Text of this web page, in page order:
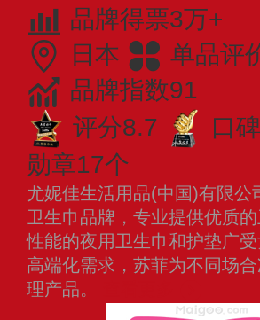
品牌得票3万+
日本
单品评
品牌指数91
评分8.7
口
勋章17个
尤妮佳生活用品(中国)有限
卫生巾品牌，专业提供优质
性能的夜用卫生巾和护垫广
高端化需求，苏菲为不同场
理产品。